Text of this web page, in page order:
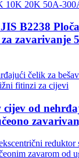
B2238
zavarivanje
cijev od